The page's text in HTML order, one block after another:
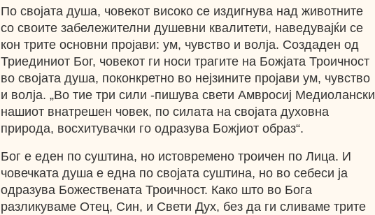
По својата душа, човекот високо се издигнува над животните
со своите забележителни душевни квалитети, наведувајќи се
кон трите основни пројави: ум, чувство и волја. Создаден од
Триединиот Бог, човекот ги носи трагите на Божјата Троичност
во својата душа, поконкретно во нејзините пројави ум, чувство
и волја. „Во тие три сили -пишува свети Амвросиј Медиолански
нашиот внатрешен човек, по силата на својата духовна
природа, восхитувачки го одразува Божјиот образ“.
Бог е еден по суштина, но истовремено троичен по Лица. И
човечката душа е една по својата суштина, но во себеси ја
одразува Божествената Троичност. Како што во Бога
разликуваме Отец, Син, и Свети Дух, без да ги сливаме трите